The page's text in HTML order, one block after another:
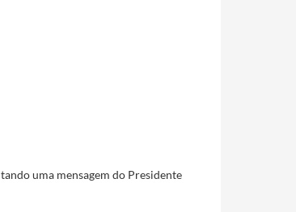
uma mensagem do Presidente